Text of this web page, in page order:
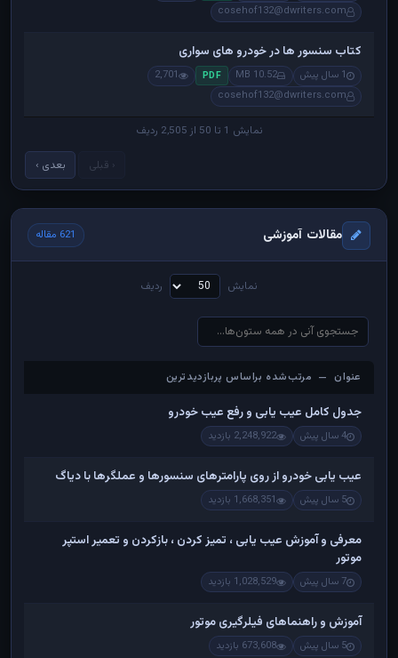
cosehof132@dwriters.com
کتاب سنسور ها در خودرو های سواری
1 سال پیش 10.52 MB
PDF
2,701
cosehof132@dwriters.com
نمایش 1 تا 50 از 2,505 ردیف
‹ قبلی بعدی ›
مقالات آموزشی 621 مقاله
نمایش ردیف
عنوان — مرتب‌شده براساس پربازدیدترین
عنوان — مرتب‌شده براساس پربازدیدترین
جدول کامل عیب یابی و رفع عیب خودرو
4 سال پیش 2,248,922 بازدید
عیب یابی خودرو از روی پارامترهای سنسورها و عملگرها با دیاگ
5 سال پیش 1,668,351 بازدید
معرفی و آموزش عیب یابی ، تمیز کردن ، بازکردن و تعمیر استپر
موتور
7 سال پیش 1,028,529 بازدید
آموزش و راهنماهای فیلرگیری موتور
5 سال پیش 673,608 بازدید